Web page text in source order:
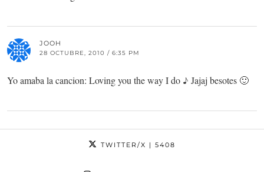
JOOH
28 OCTUBRE, 2010 / 6:35 PM
Yo amaba la cancion: Loving you the way I do ♪ Jajaj besotes 🙂
TWITTER/X | 5408